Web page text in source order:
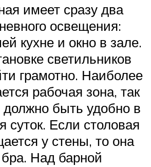
имеет сразу два
освещения:
кухне и окно в зале.
светильников
грамотно. Наиболее
рабочая зона, так
должно быть удобно в
суток. Если столовая
у стены, то она
Над барной